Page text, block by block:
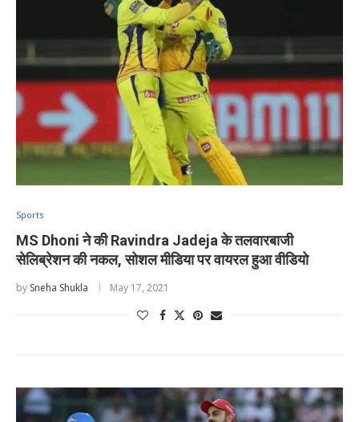
Sports
MS Dhoni ने की Ravindra Jadeja के तलवारबाजी
सेलिब्रेशन की नकल, सोशल मीडिया पर वायरल हुआ वीडियो
by Sneha Shukla May 17, 2021